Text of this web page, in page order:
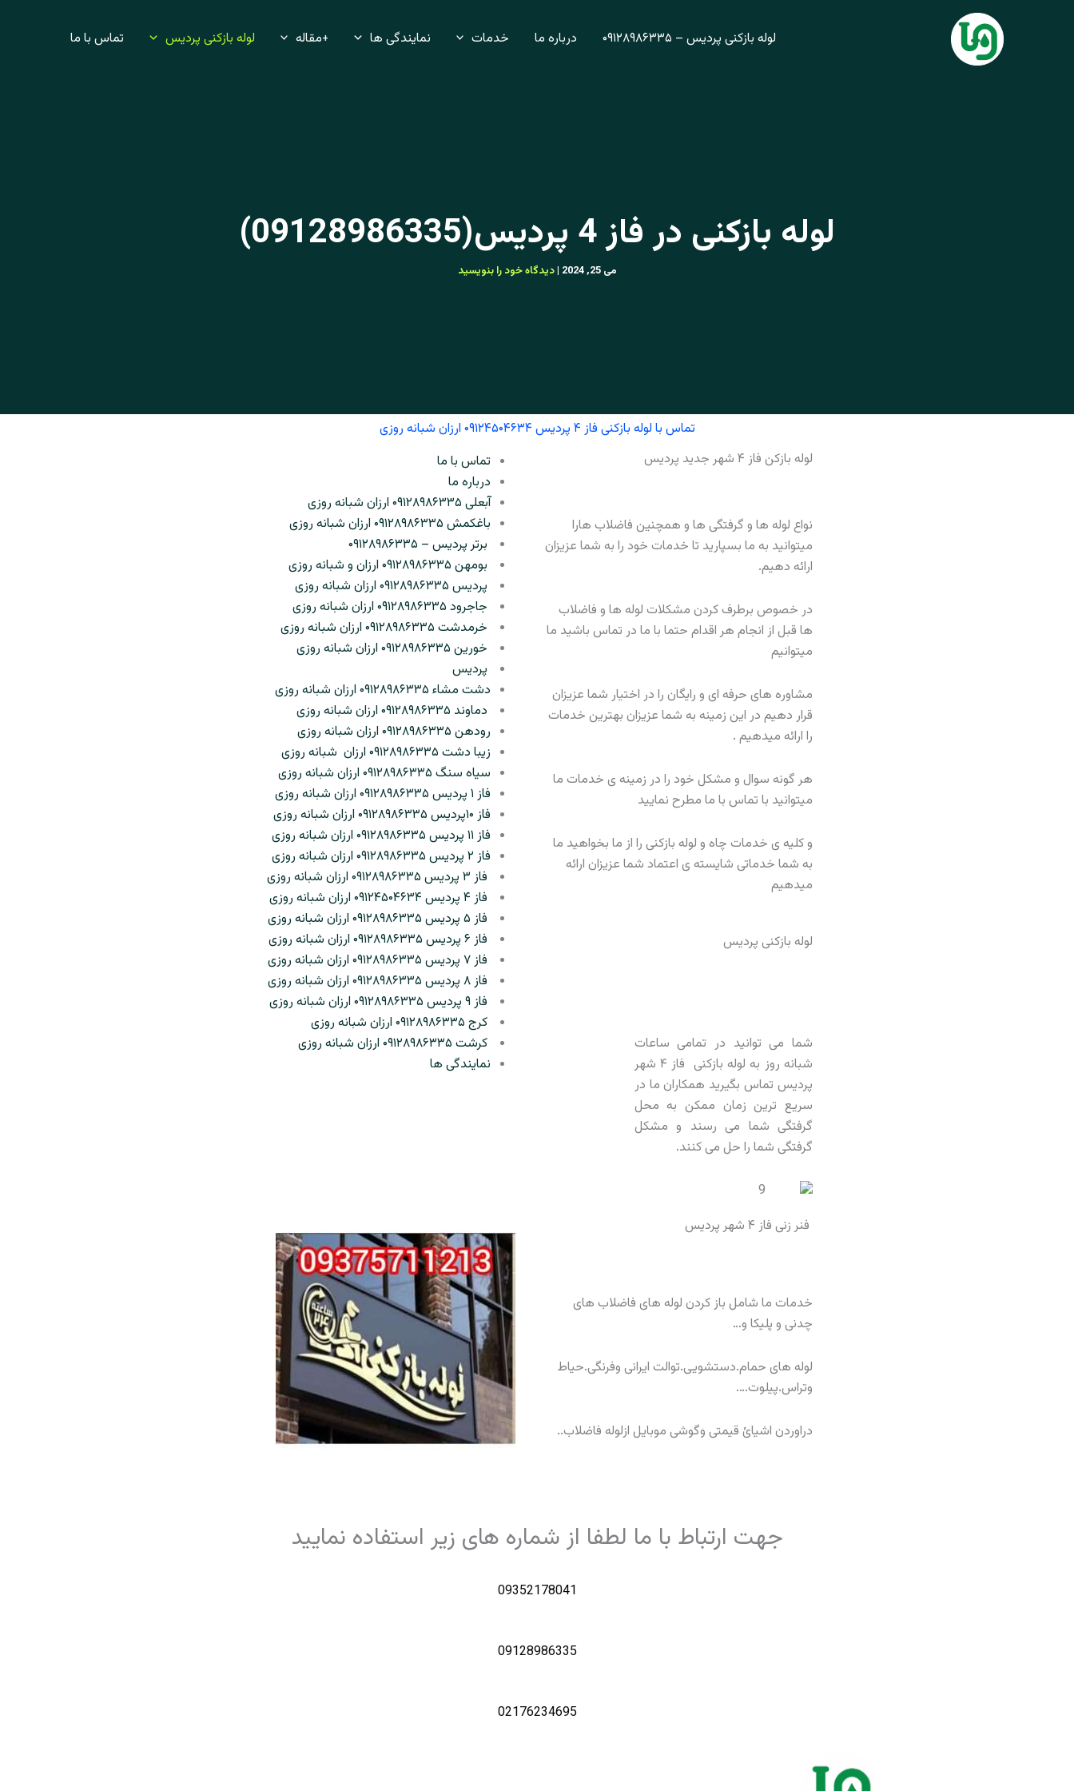
لوله بازکنی پردیس – ۰۹۱۲۸۹۸۶۳۳۵ درباره ما خدمات نمایندگی ها +مقاله لوله بازکنی پردیس تماس با ما
لوله بازکنی در فاز 4 پردیس(09128986335)
می 25, 2024 |دیدگاه‌ خود را بنویسید
تماس با لوله بازکنی فاز ۴ پردیس ۰۹۱۲۴۵۰۴۶۳۴ ارزان شبانه روزی
لوله بازکن فاز ۴ شهر جدید پردیس
نواع لوله ها و گرفتگی ها و همچنین فاضلاب هارا
میتوانید به ما بسپارید تا خدمات خود را به شما عزیزان
ارائه دهیم.
در خصوص برطرف کردن مشکلات لوله ها و فاضلاب
ها قبل از انجام هر اقدام حتما با ما در تماس باشید ما
میتوانیم
مشاوره های حرفه ای و رایگان را در اختیار شما عزیزان
قرار دهیم در این زمینه به شما عزیزان بهترین خدمات
را ارائه میدهیم .
هر گونه سوال و مشکل خود را در زمینه ی خدمات ما
میتوانید با تماس با ما مطرح نمایید
و کلیه ی خدمات چاه و لوله بازکنی را از ما بخواهید ما
به شما خدماتی شایسته ی اعتماد شما عزیزان ارائه
میدهیم
لوله بازکنی پردیس
شما می توانید در تمامی ساعات
شبانه روز به لوله بازکنی فاز ۴ شهر
پردیس تماس بگیرید همکاران ما در
سریع ترین زمان ممکن به محل
گرفتگی شما می رسند و مشکل
گرفتگی شما را حل می کنند.
تماس با ما
درباره ما
آبعلی ۰۹۱۲۸۹۸۶۳۳۵ ارزان شبانه روزی
باغکمش ۰۹۱۲۸۹۸۶۳۳۵ ارزان شبانه روزی
برتر پردیس – ۰۹۱۲۸۹۸۶۳۳۵
بومهن ۰۹۱۲۸۹۸۶۳۳۵ ارزان و شبانه روزی
پردیس ۰۹۱۲۸۹۸۶۳۳۵ ارزان شبانه روزی
جاجرود ۰۹۱۲۸۹۸۶۳۳۵ ارزان شبانه روزی
خرمدشت ۰۹۱۲۸۹۸۶۳۳۵ ارزان شبانه روزی
خورین ۰۹۱۲۸۹۸۶۳۳۵ ارزان شبانه روزی
پردیس
دشت مشاء ۰۹۱۲۸۹۸۶۳۳۵ ارزان شبانه روزی
دماوند ۰۹۱۲۸۹۸۶۳۳۵ ارزان شبانه روزی
رودهن ۰۹۱۲۸۹۸۶۳۳۵ ارزان شبانه روزی
زیبا دشت ۰۹۱۲۸۹۸۶۳۳۵ ارزان شبانه روزی
سیاه سنگ ۰۹۱۲۸۹۸۶۳۳۵ ارزان شبانه روزی
فاز ۱ پردیس ۰۹۱۲۸۹۸۶۳۳۵ ارزان شبانه روزی
فاز ۱۰پردیس ۰۹۱۲۸۹۸۶۳۳۵ ارزان شبانه روزی
فاز ۱۱ پردیس ۰۹۱۲۸۹۸۶۳۳۵ ارزان شبانه روزی
فاز ۲ پردیس ۰۹۱۲۸۹۸۶۳۳۵ ارزان شبانه روزی
فاز ۳ پردیس ۰۹۱۲۸۹۸۶۳۳۵ ارزان شبانه روزی
فاز ۴ پردیس ۰۹۱۲۴۵۰۴۶۳۴ ارزان شبانه روزی
فاز ۵ پردیس ۰۹۱۲۸۹۸۶۳۳۵ ارزان شبانه روزی
فاز ۶ پردیس ۰۹۱۲۸۹۸۶۳۳۵ ارزان شبانه روزی
فاز ۷ پردیس ۰۹۱۲۸۹۸۶۳۳۵ ارزان شبانه روزی
فاز ۸ پردیس ۰۹۱۲۸۹۸۶۳۳۵ ارزان شبانه روزی
فاز ۹ پردیس ۰۹۱۲۸۹۸۶۳۳۵ ارزان شبانه روزی
کرج ۰۹۱۲۸۹۸۶۳۳۵ ارزان شبانه روزی
کرشت ۰۹۱۲۸۹۸۶۳۳۵ ارزان شبانه روزی
نمایندگی ها
فنر زنی فاز ۴ شهر پردیس
خدمات ما شامل باز کردن لوله های فاضلاب های
چدنی و پلیکا و…
لوله های حمام.دستشویی.توالت ایرانی وفرنگی.حیاط
وتراس.پیلوت….
دراوردن اشیائ قیمتی وگوشی موبایل ازلوله فاضلاب..
جهت ارتباط با ما لطفا از شماره های زیر استفاده نمایید
09352178041
09128986335
02176234695